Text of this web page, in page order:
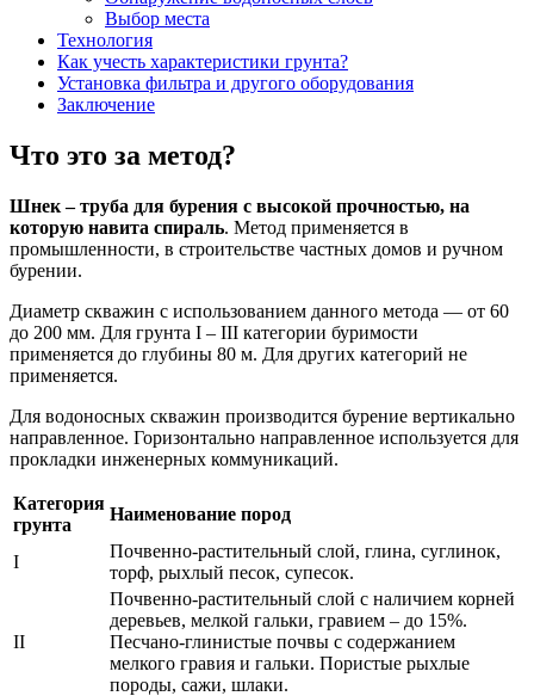
Выбор места
Технология
Как учесть характеристики грунта?
Установка фильтра и другого оборудования
Заключение
Что это за метод?
Шнек – труба для бурения с высокой прочностью, на
которую навита спираль. Метод применяется в
промышленности, в строительстве частных домов и ручном
бурении.
Диаметр скважин с использованием данного метода — от 60
до 200 мм. Для грунта I – III категории буримости
применяется до глубины 80 м. Для других категорий не
применяется.
Для водоносных скважин производится бурение вертикально
направленное. Горизонтально направленное используется для
прокладки инженерных коммуникаций.
Категория
грунта
Наименование пород
I
Почвенно-растительный слой, глина, суглинок,
торф, рыхлый песок, супесок.
II
Почвенно-растительный слой с наличием корней
деревьев, мелкой гальки, гравием – до 15%.
Песчано-глинистые почвы с содержанием
мелкого гравия и гальки. Пористые рыхлые
породы, сажи, шлаки.